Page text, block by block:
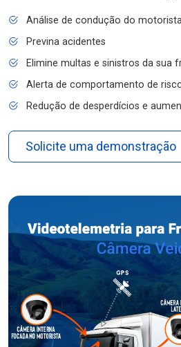
Análise de condução do
Previna acidentes
Elimine multas e sinistros da sua
Alerta de comportamento de
Redução de desperdícios e
Solicite uma demonstração